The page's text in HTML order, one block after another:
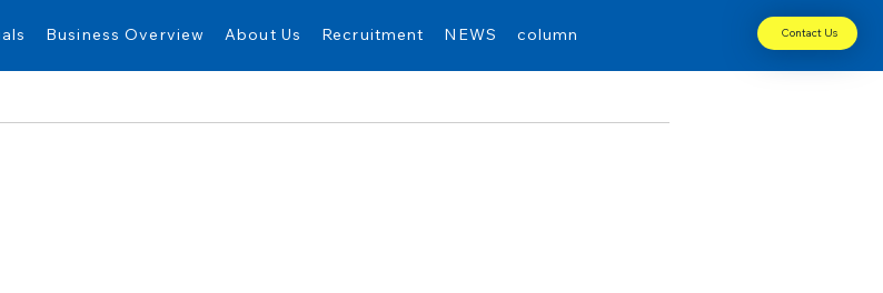
Business Overview About Us Recruitment NEWS column Contact Us